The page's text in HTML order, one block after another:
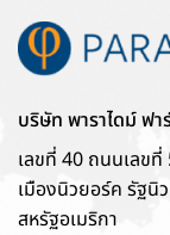
บริษัท พาราไดม์ ฟ
เลขที่ 40 ถนนเลข
เมืองนิวยอร์ค รัฐนิ
สหรัฐอเมริกา